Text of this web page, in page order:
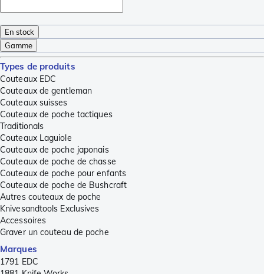
En stock
Gamme
Types de produits
Couteaux EDC
Couteaux de gentleman
Couteaux suisses
Couteaux de poche tactiques
Traditionals
Couteaux Laguiole
Couteaux de poche japonais
Couteaux de poche de chasse
Couteaux de poche pour enfants
Couteaux de poche de Bushcraft
Autres couteaux de poche
Knivesandtools Exclusives
Accessoires
Graver un couteau de poche
Marques
1791 EDC